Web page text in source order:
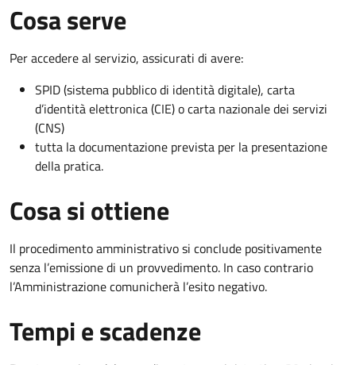
Cosa serve
Per accedere al servizio, assicurati di avere:
SPID (sistema pubblico di identità digitale), carta
d’identità elettronica (CIE) o carta nazionale dei servizi
(CNS)
tutta la documentazione prevista per la presentazione
della pratica.
Cosa si ottiene
Il procedimento amministrativo si conclude positivamente
senza l’emissione di un provvedimento. In caso contrario
l’Amministrazione comunicherà l’esito negativo.
Tempi e scadenze